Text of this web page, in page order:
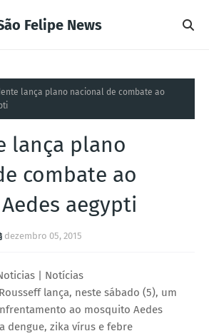
Felipe News
lança plano nacional de combate ao
lança plano
combate ao
aegypti
dezembro 05, 2015
| Notícias
lança, neste sábado (5), um
ao mosquito Aedes
dengue, zika vírus e febre